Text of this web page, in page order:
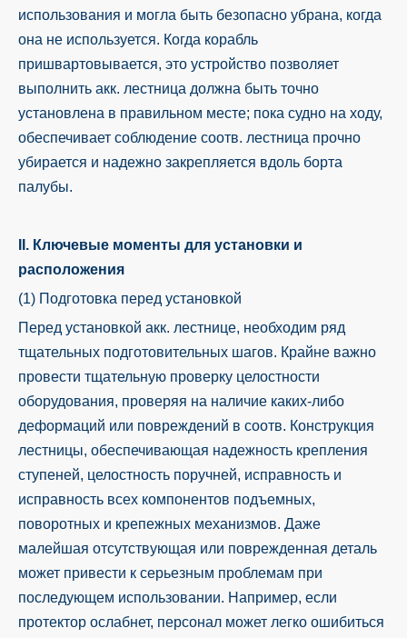
использования и могла быть безопасно убрана, когда
она не используется. Когда корабль
пришвартовывается, это устройство позволяет
выполнить акк. лестница должна быть точно
установлена ​​в правильном месте; пока судно на ходу,
обеспечивает соблюдение соотв. лестница прочно
убирается и надежно закрепляется вдоль борта
палубы.
II. Ключевые моменты для установки и
расположения
(1) Подготовка перед установкой
Перед установкой акк. лестнице, необходим ряд
тщательных подготовительных шагов. Крайне важно
провести тщательную проверку целостности
оборудования, проверяя на наличие каких-либо
деформаций или повреждений в соотв. Конструкция
лестницы, обеспечивающая надежность крепления
ступеней, целостность поручней, исправность и
исправность всех компонентов подъемных,
поворотных и крепежных механизмов. Даже
малейшая отсутствующая или поврежденная деталь
может привести к серьезным проблемам при
последующем использовании. Например, если
протектор ослабнет, персонал может легко ошибиться